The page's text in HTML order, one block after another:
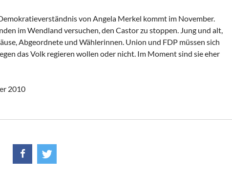
von Angela Merkel kommt im November.
im Wendland versuchen, den Castor zu stoppen. Jung und alt,
Abgeordnete und Wählerinnen. Union und FDP müssen sich
das Volk regieren wollen oder nicht. Im Moment sind sie eher
2010